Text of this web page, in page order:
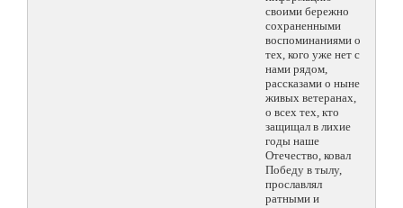
своими бережно
сохраненными
воспоминаниями о
тех, кого уже нет с
нами рядом,
рассказами о ныне
живых ветеранах,
о всех тех, кто
защищал в лихие
годы наше
Отечество, ковал
Победу в тылу,
прославлял
ратными и